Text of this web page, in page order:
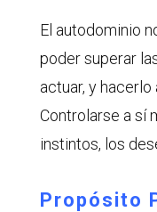
El autodominio
poder superar
actuar, y
Controlarse a sí
instintos, los
Propósito